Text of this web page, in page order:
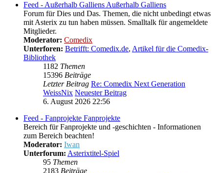
Feed - Außerhalb GalliensAußerhalb Galliens
Forum für Dies und Das. Themen, die nicht unbedingt etwas
mit Asterix zu tun haben müssen. Smalltalk für angemeldete
Mitglieder.
Moderator: Comedix
Unterforen: Betrifft: Comedix.de, Artikel für die Comedix-
Bibliothek
1182 Themen
15396 Beiträge
Letzter Beitrag Re: Comedix Next Generation
WeissNix Neuester Beitrag
6. August 2026 22:56
Feed - Fanprojekte Fanprojekte
Bereich für Fanprojekte und -geschichten - Informationen
zum Bereich beachten!
Moderator: Iwan
Unterforum: Asterixtitel-Spiel
95 Themen
2183 Beiträge